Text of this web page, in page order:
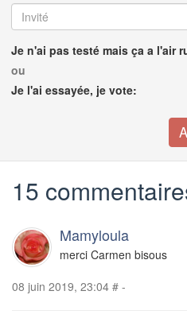
Je n'ai pas testé mais ça a l'air
ou
Je l'ai essayée, je vote:
15
Mamyloula
merci Carmen bisous
08 juin 2019, 23:04 # -